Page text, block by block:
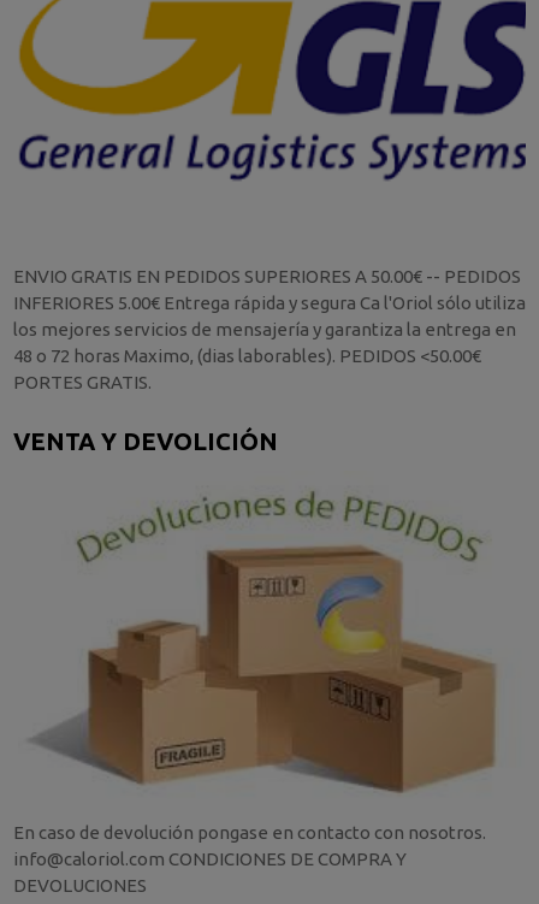
ENVIO GRATIS EN PEDIDOS SUPERIORES A 50.00€ -- PEDIDOS
INFERIORES 5.00€ Entrega rápida y segura Ca l'Oriol sólo utiliza
los mejores servicios de mensajería y garantiza la entrega en
48 o 72 horas Maximo, (dias laborables). PEDIDOS <50.00€
PORTES GRATIS.
VENTA Y DEVOLICIÓN
En caso de devolución pongase en contacto con nosotros.
info@caloriol.com CONDICIONES DE COMPRA Y
DEVOLUCIONES